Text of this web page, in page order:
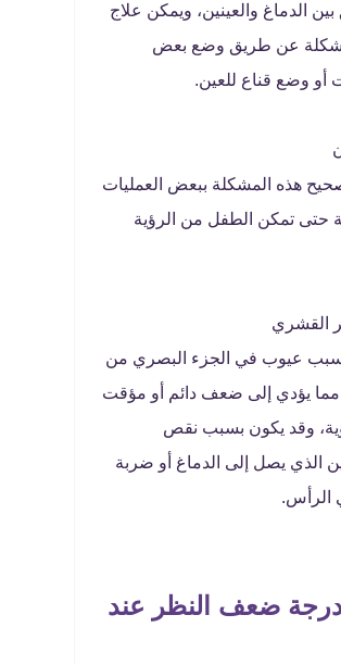
بين الدماغ والعينين، ويمكن علاج
عن طريق وضع بعض
أو وضع قناع للعين.
هذه المشكلة ببعض العمليات
حتى تمكن الطفل من الرؤية
القشري
عيوب في الجزء البصري من
مما يؤدي إلى ضعف دائم أو مؤقت
وقد يكون بسبب نقص
الذي يصل إلى الدماغ أو ضربة
الرأس.
ضعف النظر عند